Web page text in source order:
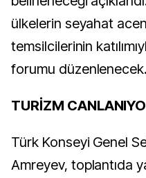
ülkelerin seyahat
temsilcilerinin
forumu düzenlenecek.
TURİZM
Türk Konseyi Genel
Amreyev, toplantıda